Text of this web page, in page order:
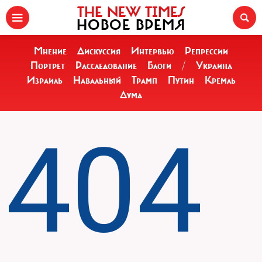
THE NEW TIMES
НОВОЕ ВРЕМЯ
Мнение Дискуссия Интервью
Репрессии
Портрет
Расследование Блоги /
Украина
Израиль
Навальный Трамп Путин
Кремль
Дума
404